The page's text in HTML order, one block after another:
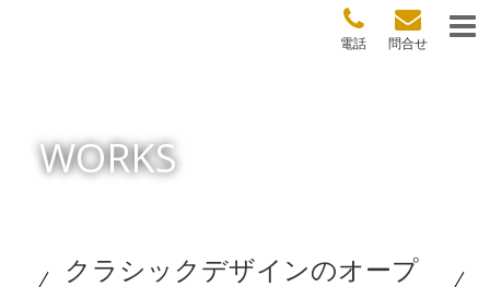
問合せ
電話
WORKS
クラシックデザインのオープ